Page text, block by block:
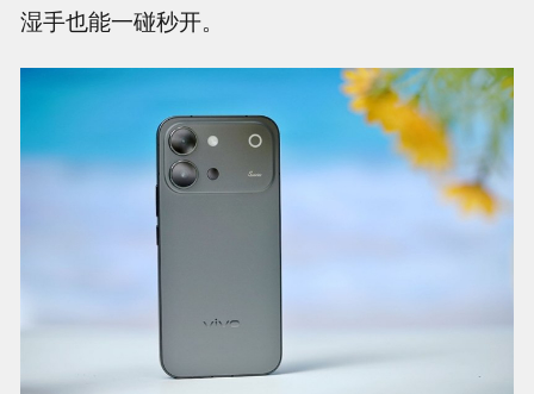
湿手也能一碰秒开。